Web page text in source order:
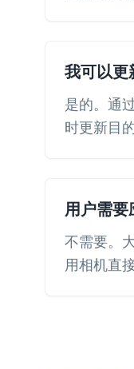
我可以更
是的。通
时更新目
用户需要
不需要。
用相机直